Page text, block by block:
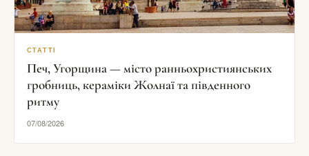
СТАТТІ
Печ, Угорщина — місто ранньохристиянських
гробниць, кераміки Жолнаї та південного
ритму
07/08/2026